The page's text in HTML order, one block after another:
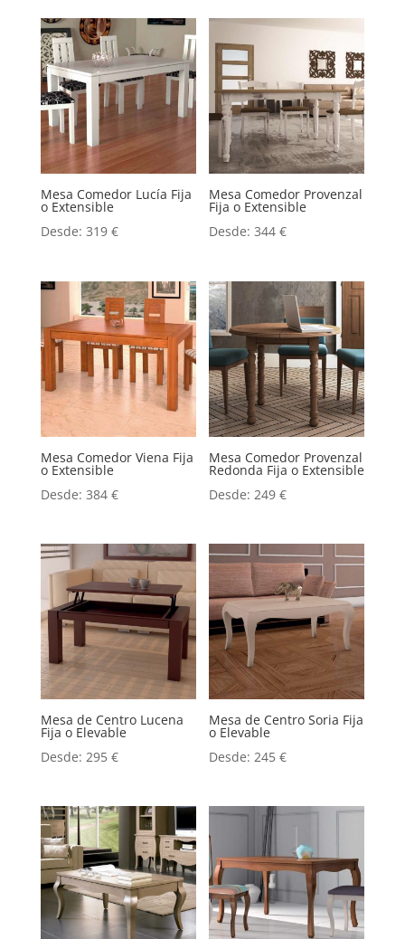
Mesa Comedor Lucía Fija
o Extensible
Desde: 319 €
Mesa Comedor Provenzal
Fija o Extensible
Desde:344€
Mesa Comedor Viena Fija
o Extensible
Desde: 384 €
Mesa Comedor Provenzal
Redonda Fija o Extensible
Desde: 249€
Mesa de Centro Lucena
Fija o Elevable
Desde: 295 €
Mesa de Centro Soria Fija
o Elevable
Desde: 245€